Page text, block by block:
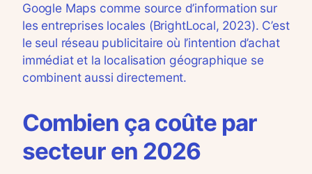
Google Maps comme source d’information sur
les entreprises locales (BrightLocal, 2023). C’est
le seul réseau publicitaire où l’intention d’achat
immédiat et la localisation géographique se
combinent aussi directement.
Combien ça coûte par
secteur en 2026